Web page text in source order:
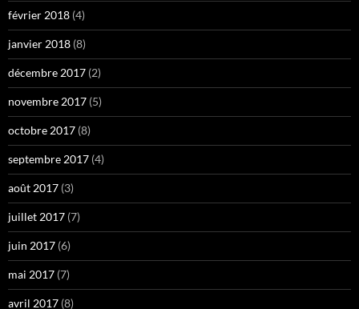
février 2018 (4)
janvier 2018 (8)
décembre 2017 (2)
novembre 2017 (5)
octobre 2017 (8)
septembre 2017 (4)
août 2017 (3)
juillet 2017 (7)
juin 2017 (6)
mai 2017 (7)
avril 2017 (8)